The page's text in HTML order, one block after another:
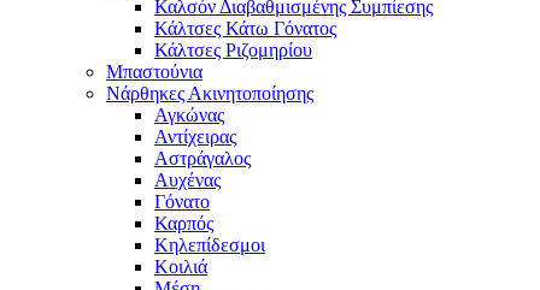
Καλσόν Διαβαθμισμένης Συμπίεσης
Κάλτσες Κάτω Γόνατος
Κάλτσες Ριζομηρίου
Μπαστούνια
Νάρθηκες Ακινητοποίησης
Αγκώνας
Αντίχειρας
Αστράγαλος
Αυχένας
Γόνατο
Καρπός
Κηλεπίδεσμοι
Κοιλιά